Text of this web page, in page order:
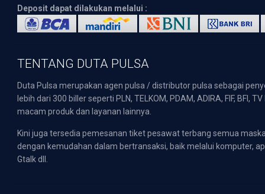
Deposit dapat dilakukan melalui :
TENTANG DUTA PULSA
Duta Pulsa merupakan agen pulsa / distributor pulsa sebagai
lebih dari 300 biller seperti PLN, TELKOM, PDAM, ADIRA, FIF,
macam produk dan layanan lainnya.
Kini juga tersedia pemesanan tiket pesawat terbang semua
dengan kemudahan dalam bertransaksi, baik melalui komputer,
Gtalk dll.